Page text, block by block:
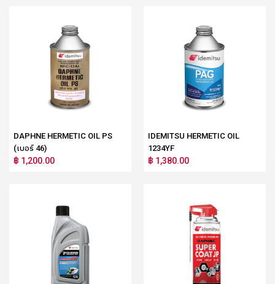
DAPHNE HERMETIC OIL PS
(เบอร์ 46)
฿ 1,200.00
IDEMITSU HERMETIC OIL
1234YF
฿ 1,380.00